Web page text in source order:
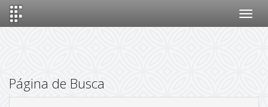
Página de Busca